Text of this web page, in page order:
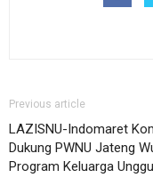
Previous article
LAZISNU-Indomaret
Dukung PWNU Jateng
Program Keluarga